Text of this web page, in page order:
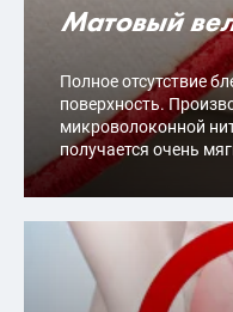
Матовый
Полное отсутствие
поверхность.
микроволоконной
получается очень